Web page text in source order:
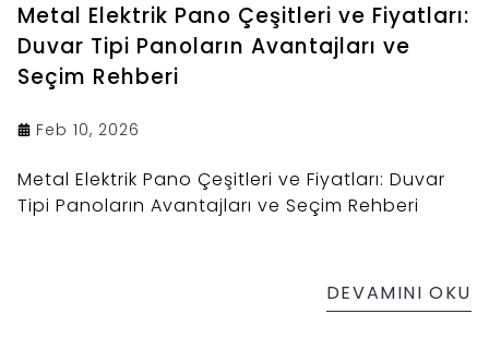
Metal Elektrik Pano Çeşitleri ve Fiyatları:
Duvar Tipi Panoların Avantajları ve
Seçim Rehberi
Feb 10, 2026
Metal Elektrik Pano Çeşitleri ve Fiyatları: Duvar
Tipi Panoların Avantajları ve Seçim Rehberi
DEVAMINI OKU